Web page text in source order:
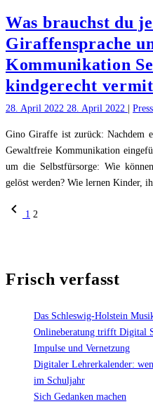
Was brauchst du
Giraffensprache
Kommunikation
kindgerecht
28. April 2022 28. April 2022
Gino Giraffe ist zurück: Nachdem
Gewaltfreie Kommunikation
um die Selbstfürsorge: Wie
gelöst werden? Wie lernen Kinder,
Previous
1 2
Frisch verfasst
Das Schleswig-Holstein
Onlineberatung trifft Digital
Impulse und Vernetzung
Digitaler Lehrerkalender:
im Schuljahr
Sich Gedanken machen